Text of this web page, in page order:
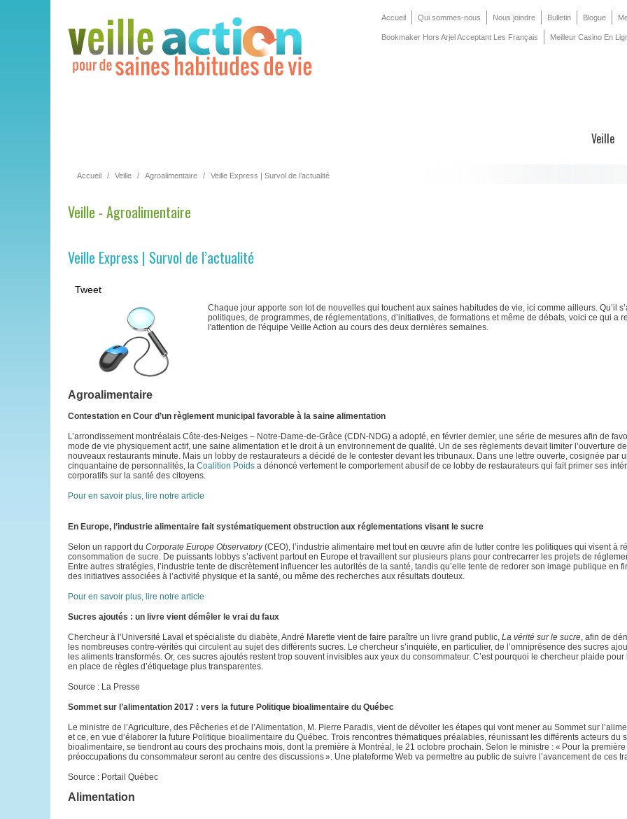
Accueil Qui sommes-nous Nous joindre Bulletin Blogue
Bookmaker Hors Arjel Acceptant Les Français Meilleur Casino En
Veille
Accueil / Veille / Agroalimentaire / Veille Express | Survol de l’actualité
Veille - Agroalimentaire
Veille Express | Survol de l’actualité
Tweet
Chaque jour apporte son lot de nouvelles qui touchent aux saines habitudes de vie, ici comme ailleurs. Qu’il
politiques, de programmes, de réglementations, d’initiatives, de formations et même de débats, voici ce qui a
l'attention de l'équipe Veille Action au cours des deux dernières semaines.
Agroalimentaire
Contestation en Cour d’un règlement municipal favorable à la saine alimentation
L’arrondissement montréalais Côte-des-Neiges – Notre-Dame-de-Grâce (CDN-NDG) a adopté, en février dernier, une série de mesures afin de
mode de vie physiquement actif, une saine alimentation et le droit à un environnement de qualité. Un de ses règlements devait limiter l’ouverture de
nouveaux restaurants minute. Mais un lobby de restaurateurs a décidé de le contester devant les tribunaux. Dans une lettre ouverte, cosignée par
cinquantaine de personnalités, la Coalition Poids a dénoncé vertement le comportement abusif de ce lobby de restaurateurs qui fait primer ses
corporatifs sur la santé des citoyens.
Pour en savoir plus, lire notre article
En Europe, l’industrie alimentaire fait systématiquement obstruction aux réglementations visant le sucre
Selon un rapport du Corporate Europe Observatory(CEO), l’industrie alimentaire met tout en œuvre afin de lutter contre les politiques qui visent à
consommation de sucre. De puissants lobbys s’activent partout en Europe et travaillent sur plusieurs plans pour contrecarrer les projets de
Entre autres stratégies, l’industrie tente de discrètement influencer les autorités de la santé, tandis qu’elle tente de redorer son image publique en
des initiatives associées à l’activité physique et la santé, ou même des recherches aux résultats douteux.
Pour en savoir plus, lire notre article
Sucres ajoutés : un livre vient démêler le vrai du faux
Chercheur à l’Université Laval et spécialiste du diabète, André Marette vient de faire paraître un livre grand public, La vérité sur le sucre, afin de
les nombreuses contre-vérités qui circulent au sujet des différents sucres. Le chercheur s’inquiète, en particulier, de l’omniprésence des sucres
les aliments transformés. Or, ces sucres ajoutés restent trop souvent invisibles aux yeux du consommateur. C’est pourquoi le chercheur plaide pour
en place de règles d’étiquetage plus transparentes.
Source : La Presse
Sommet sur l’alimentation 2017 : vers la future Politique bioalimentaire du Québec
Le ministre de l’Agriculture, des Pêcheries et de l’Alimentation, M. Pierre Paradis, vient de dévoiler les étapes qui vont mener au Sommet sur
et ce, en vue d’élaborer la future Politique bioalimentaire du Québec. Trois rencontres thématiques préalables, réunissant les différents acteurs du
bioalimentaire, se tiendront au cours des prochains mois, dont la première à Montréal, le 21 octobre prochain. Selon le ministre : « Pour la
préoccupations du consommateur seront au centre des discussions ». Une plateforme Web va permettre au public de suivre l’avancement de ces
Source : Portail Québec
Alimentation